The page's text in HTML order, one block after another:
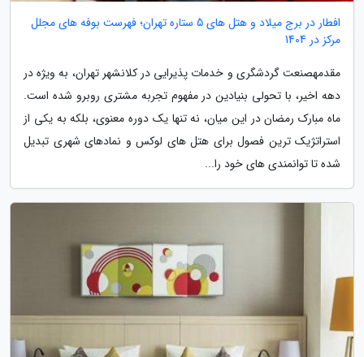
افطار در برج میلاد و هتل های 5 ستاره تهران؛ فهرست بوفه های مجلل
مرکز در 1404
مقدمهصنعت گردشگری و خدمات پذیرایی در کلانشهر تهران، به ویژه در
دهه اخیر، با تحولی بنیادین در مفهوم تجربه مشتری روبرو شده است.
ماه مبارک رمضان در این میان، نه تنها یک دوره معنوی، بلکه به یکی از
استراتژیک ترین فصول برای هتل های لوکس و نمادهای شهری تبدیل
شده تا توانمندی های خود را...